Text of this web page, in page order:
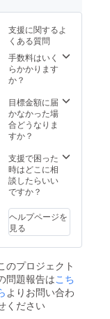
のこ
いたし
必ず、
メール
アドレ
スをご
入力い
ますよ
う、お
願いい
たしま
商品や
SDGsの
取り組
みなど
させて
いただ
きま
す。 ー
間は1時
間を予
定して
おりま
す。 ー
支援に関するよ
くある質問
手数料はいく
らかかります
か？
目標金額に届
かなかった場
合どうなりま
すか？
支援で困った
時はどこに相
談したらいい
ですか？
ヘルプページを
見る
のプロジェクト
問題報告はこち
よりお問い合わ
ください